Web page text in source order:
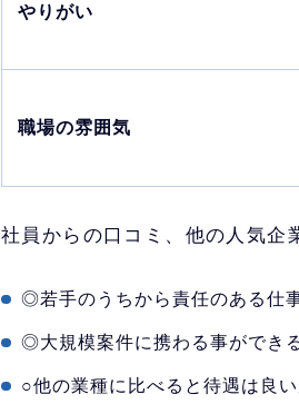
やりがい
職場の雰囲気
社員からの口コミ、他の人気企
◎若手のうちから責任のある仕
◎大規模案件に携わる事ができ
○他の業種に比べると待遇は良